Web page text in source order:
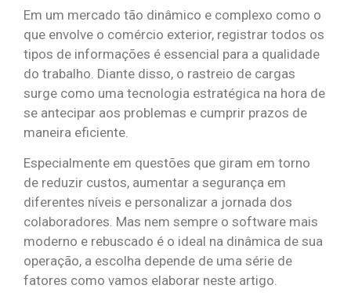
Em um mercado tão dinâmico e complexo como o
que envolve o comércio exterior, registrar todos os
tipos de informações é essencial para a qualidade
do trabalho. Diante disso, o rastreio de cargas
surge como uma tecnologia estratégica na hora de
se antecipar aos problemas e cumprir prazos de
maneira eficiente.
Especialmente em questões que giram em torno
de reduzir custos, aumentar a segurança em
diferentes níveis e personalizar a jornada dos
colaboradores. Mas nem sempre o software mais
moderno e rebuscado é o ideal na dinâmica de sua
operação, a escolha depende de uma série de
fatores como vamos elaborar neste artigo.